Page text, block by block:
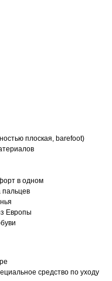
плоская, barefoot)
в одном
Европы
средство по уходу